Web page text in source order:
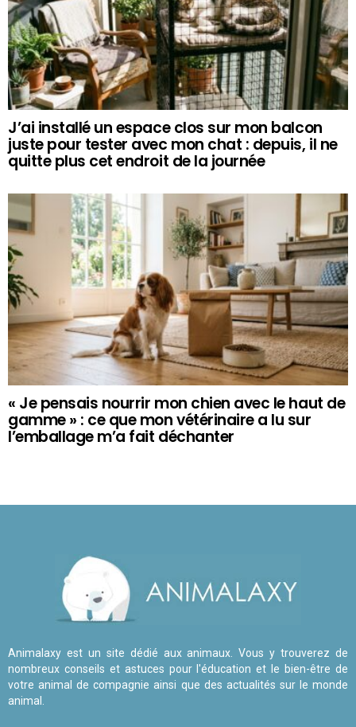
J’ai installé un espace clos sur mon balcon
juste pour tester avec mon chat : depuis, il ne
quitte plus cet endroit de la journée
« Je pensais nourrir mon chien avec le haut de
gamme » : ce que mon vétérinaire a lu sur
l’emballage m’a fait déchanter
Animalaxy est un site dédié aux animaux. Vous y trouverez de
nombreux conseils et astuces pour l'éducation et le bien-être de
votre animal de compagnie ainsi que des actualités sur le monde
animal.